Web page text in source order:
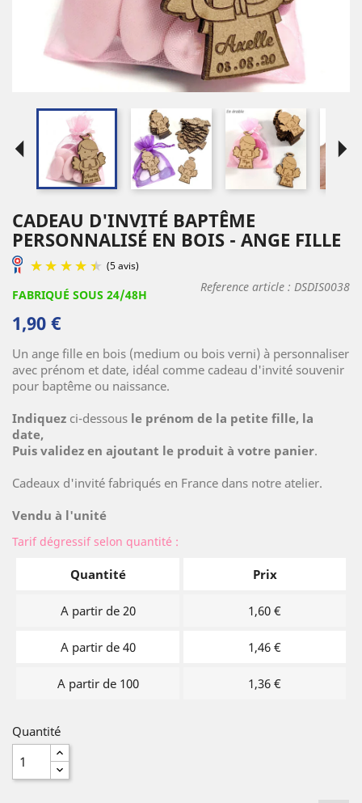
arrow_left arrow_right
CADEAU D'INVITÉ BAPTÊME
PERSONNALISÉ EN BOIS - ANGE FILLE
(5 avis)
FABRIQUÉ SOUS 24/48H
Reference article : DSDIS0038
1,90 €
Un ange fille en bois (medium ou bois verni) à personnaliser
avec prénom et date, idéal comme cadeau d'invité souvenir
pour baptême ou naissance.
Indiquez ci-dessous le prénom de la petite fille, la
date,
Puis validez en ajoutant le produit à votre panier.
Cadeaux d'invité fabriqués en France dans notre atelier.
Vendu à l'unité
Tarif dégressif selon quantité :
Quantité Prix
A partir de 20 1,60 €
A partir de 40 1,46 €
A partir de 100 1,36 €
Quantité